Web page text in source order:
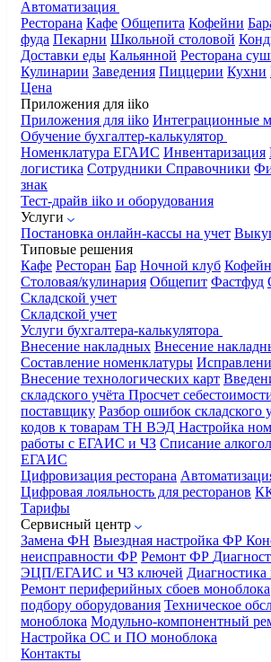
Автоматизация
Ресторана Кафе Общепита Кофейни
фуда Пекарни Школьной столовой
Доставки еды Кальянной Ресторана
Кулинарии Заведения Пиццерии Кухни
Цена
Приложения для iiko
Приложения для iiko Интеграционные
Обучение бухгалтер-калькулятор
Номенклатура ЕГАИС Инвентаризация
логистика Сотрудники Справочники
знак
Тест-драйв iiko и оборудования
Услуги
Постановка онлайн-кассы на учет
Типовые решения
Кафе Ресторан Бар Ночной клуб
Столовая/кулинария Общепит Фастфуд
Складской учет
Складской учет
Услуги бухгалтера-калькулятора
Внесение накладных Внесение
Составление номенклатуры
Внесение технологических карт
складского учёта Просчет
поставщику Разбор ошибок складского
кодов к товарам ТН ВЭД Настройка
работы с ЕГАИС и ЧЗ Списание
ЕГАИС
Цифровизация ресторана
Цифровая лояльность для ресторанов
Тарифы
Сервисный центр
Замена ФН Выездная настройка ФР
неисправности ФР Ремонт ФР
ЭЦП/ЕГАИС и ЧЗ ключей Диагностика
Ремонт периферийных сбоев моноблока
подбору оборудования Техническое
моноблока Модульно-компонентный
Настройка ОС и ПО моноблока
Контакты